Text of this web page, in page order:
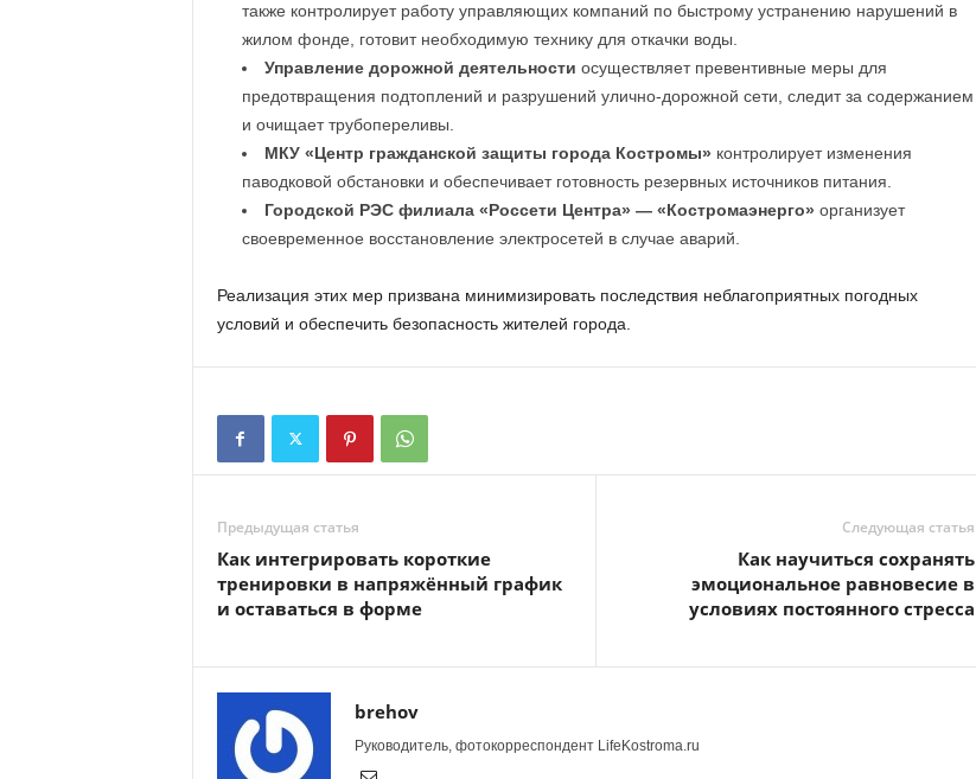
также контролирует работу управляющих компаний по быстрому устранению нарушений в
жилом фонде, готовит необходимую технику для откачки воды.
Управление дорожной деятельности осуществляет превентивные меры для
предотвращения подтоплений и разрушений улично-дорожной сети, следит за содержанием
и очищает трубопереливы.
МКУ «Центр гражданской защиты города Костромы» контролирует изменения
паводковой обстановки и обеспечивает готовность резервных источников питания.
Городской РЭС филиала «Россети Центра» — «Костромаэнерго» организует
своевременное восстановление электросетей в случае аварий.
Реализация этих мер призвана минимизировать последствия неблагоприятных погодных
условий и обеспечить безопасность жителей города.
Предыдущая статья
Как интегрировать короткие
тренировки в напряжённый график
и оставаться в форме
Следующая статья
Как научиться сохранять
эмоциональное равновесие в
условиях постоянного стресса
brehov
Руководитель, фотокорреспондент LifeKostroma.ru